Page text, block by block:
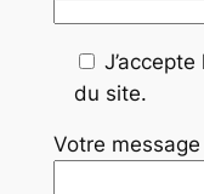
du site.
Votre message